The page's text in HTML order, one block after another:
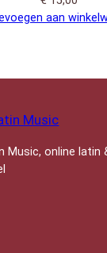
aan
Music
Music, online latin